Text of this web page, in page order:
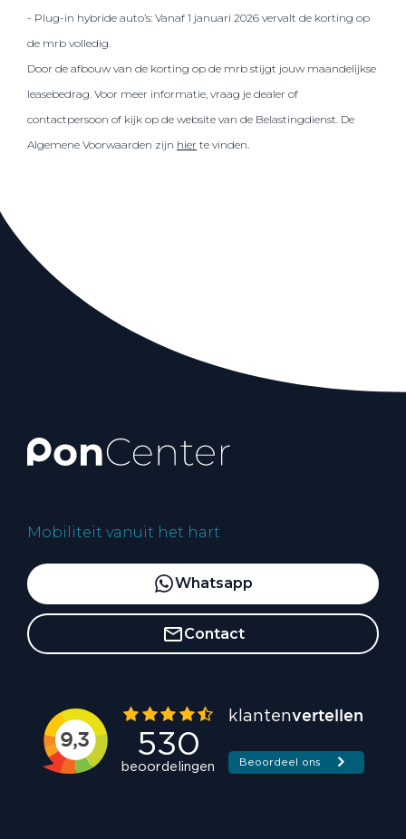
- Plug-in hybride auto’s: Vanaf 1 januari 2026 vervalt de korting op
de mrb volledig.
Door de afbouw van de korting op de mrb stijgt jouw maandelijkse
leasebedrag. Voor meer informatie, vraag je dealer of
contactpersoon of kijk op de website van de Belastingdienst. De
Algemene Voorwaarden zijn hier te vinden.
Mobiliteit vanuit het hart
Whatsapp
Contact